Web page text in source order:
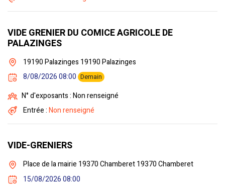
VIDE GRENIER DU COMICE AGRICOLE DE
PALAZINGES
19190 Palazinges 19190 Palazinges
8/08/2026 08:00 Demain
N° d'exposants : Non renseigné
Entrée :Non renseigné
VIDE-GRENIERS
Place de la mairie 19370 Chamberet 19370 Chamberet
15/08/2026 08:00